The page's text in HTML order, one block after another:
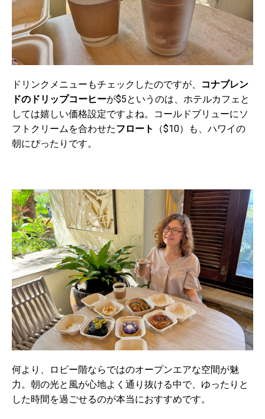
ドリンクメニューもチェックしたのですが、
コナブレン
ドのドリップコーヒーが$5というのは、ホテルカフェと
しては嬉しい価格設定ですよね。コールドブリューにソ
フトクリームを合わせたフロート （$10）も、ハワイの
朝にぴったりです。
何より、ロビー階ならではのオープンエアな空間が魅
力。朝の光と風が心地よく通り抜ける中で、ゆったりと
した時間を過ごせるのが本当におすすめです。